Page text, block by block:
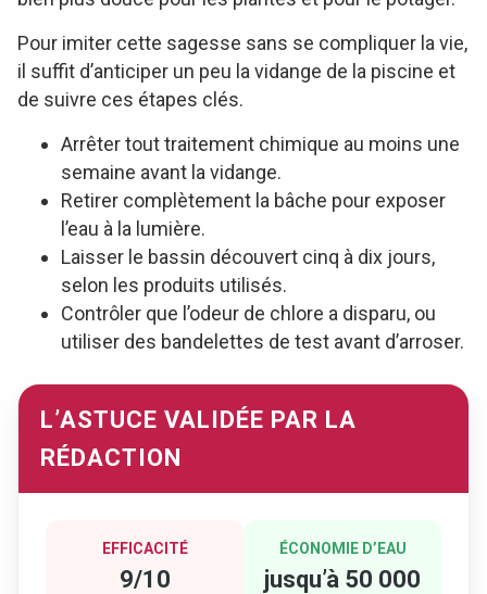
Pour imiter cette sagesse sans se compliquer la vie,
il suffit d’anticiper un peu la vidange de la piscine et
de suivre ces étapes clés.
Arrêter tout traitement chimique au moins une
semaine avant la vidange.
Retirer complètement la bâche pour exposer
l’eau à la lumière.
Laisser le bassin découvert cinq à dix jours,
selon les produits utilisés.
Contrôler que l’odeur de chlore a disparu, ou
utiliser des bandelettes de test avant d’arroser.
L’ASTUCE VALIDÉE PAR LA
RÉDACTION
EFFICACITÉ
9/10
ÉCONOMIE D’EAU
jusqu’à 50 000